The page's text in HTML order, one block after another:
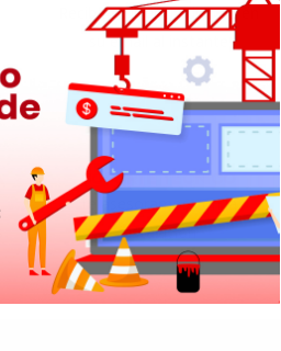
Reciba su licencia directo en
su email al instante
Soporte Técnico
Te asesoramos con la
instalación